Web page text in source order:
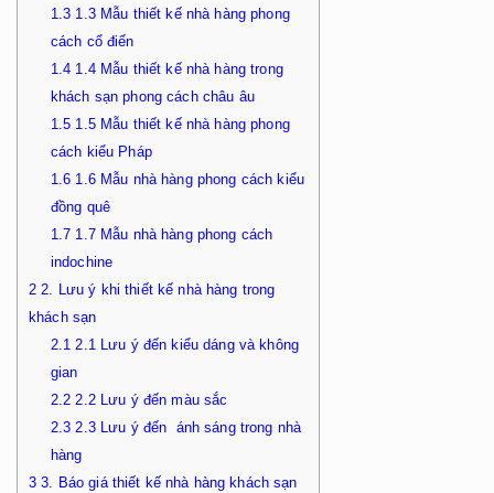
1.3 1.3 Mẫu thiết kế nhà hàng phong
cách cổ điển
1.4 1.4 Mẫu thiết kế nhà hàng trong
khách sạn phong cách châu âu
1.5 1.5 Mẫu thiết kế nhà hàng phong
cách kiểu Pháp
1.6 1.6 Mẫu nhà hàng phong cách kiểu
đồng quê
1.7 1.7 Mẫu nhà hàng phong cách
indochine
2 2. Lưu ý khi thiết kế nhà hàng trong
khách sạn
2.1 2.1 Lưu ý đến kiểu dáng và không
gian
2.2 2.2 Lưu ý đến màu sắc
2.3 2.3 Lưu ý đến ánh sáng trong nhà
hàng
3 3. Báo giá thiết kế nhà hàng khách sạn